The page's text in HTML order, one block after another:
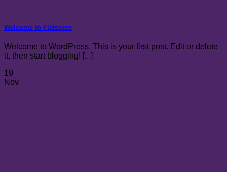
Welcome to Flatsome
Welcome to WordPress. This is your first post. Edit or delete
it, then start blogging! [...]
19
Nov